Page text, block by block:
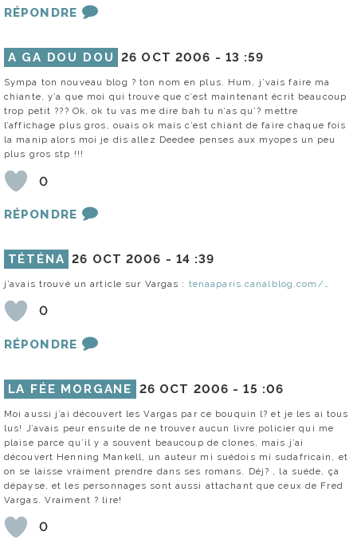
RÉPONDRE
A GA DOU DOU 26 OCT 2006 - 13 :59
Sympa ton nouveau blog ? ton nom en plus. Hum, j’vais faire ma
chiante, y’a que moi qui trouve que c’est maintenant écrit beaucoup
trop petit ??? Ok, ok tu vas me dire bah tu n’as qu’? mettre
l’affichage plus gros, ouais ok mais c’est chiant de faire chaque fois
la manip alors moi je dis allez Deedee penses aux myopes un peu
plus gros stp !!!
0
RÉPONDRE
TÉTÉNA 26 OCT 2006 - 14 :39
j’avais trouvé un article sur Vargas : tenaaparis.canalblog.com/…
0
RÉPONDRE
LA FÉE MORGANE 26 OCT 2006 -15 :06
Moi aussi j’ai découvert les Vargas par ce bouquin l? et je les ai tous
lus! J’avais peur ensuite de ne trouver aucun livre policier qui me
plaise parce qu’il y a souvent beaucoup de clones, mais j’ai
découvert Henning Mankell, un auteur mi suédois mi sudafricain, et
on se laisse vraiment prendre dans ses romans. Déj? , la suéde, ça
dépayse, et les personnages sont aussi attachant que ceux de Fred
Vargas. Vraiment ? lire!
0